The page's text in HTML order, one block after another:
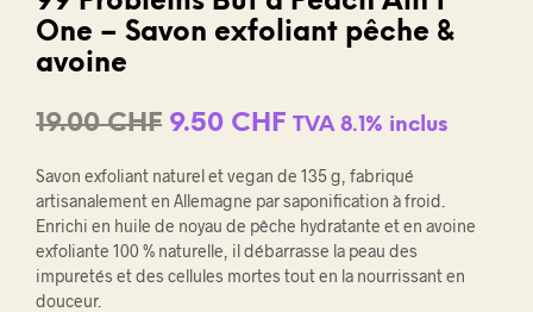
One – Savon exfoliant pêche &
avoine
19.00CHF Le
initial
était :
19.00 CHF.
9.50 CHFLe
actuel
est :
9.50 CHF.
TVA 8.1% inclus
Savon exfoliant naturel et vegan de 135 g, fabriqué
artisanalement en Allemagne par saponification à froid.
Enrichi en huile de noyau de pêche hydratante et en avoine
exfoliante 100 % naturelle, il débarrasse la peau des
impuretés et des cellules mortes tout en la nourrissant en
douceur.